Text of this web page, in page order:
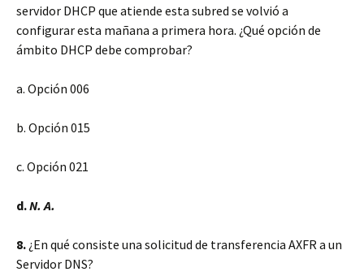
servidor DHCP que atiende esta subred se volvió a
configurar esta mañana a primera hora. ¿Qué opción de
ámbito DHCP debe comprobar?
a. Opción 006
b. Opción 015
c. Opción 021
d.N. A.
8. ¿En qué consiste una solicitud de transferencia AXFR a un
Servidor DNS?